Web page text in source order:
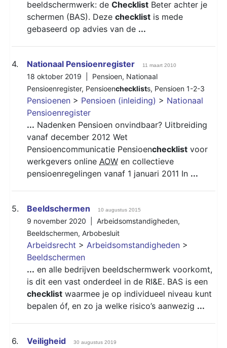
beeldschermwerk: de Checklist Beter achter je
schermen (BAS). Deze checklist is mede
gebaseerd op advies van de ...
4. Nationaal Pensioenregister 11 maart 2010
18 oktober 2019 | Pensioen, Nationaal
Pensioenregister, Pensioenchecklists, Pensioen 1-2-3
Pensioenen > Pensioen (inleiding) > Nationaal
Pensioenregister
... Nadenken Pensioen onvindbaar? Uitbreiding
vanaf december 2012 Wet
Pensioencommunicatie Pensioenchecklist voor
werkgevers online AOW en collectieve
pensioenregelingen vanaf 1 januari 2011 In ...
5. Beeldschermen 10 augustus 2015
9 november 2020 | Arbeidsomstandigheden,
Beeldschermen, Arbobesluit
Arbeidsrecht > Arbeidsomstandigheden >
Beeldschermen
... en alle bedrijven beeldschermwerk voorkomt,
is dit een vast onderdeel in de RI&E. BAS is een
checklist waarmee je op individueel niveau kunt
bepalen óf, en zo ja welke risico’s aanwezig ...
6. Veiligheid 30 augustus 2019